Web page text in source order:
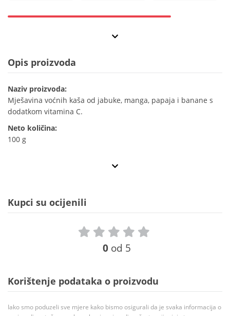
Opis proizvoda
Naziv proizvoda:
Mješavina voćnih kaša od jabuke, manga, papaja i banane s
dodatkom vitamina C.
Neto količina:
100 g
Kupci su ocijenili
0 od 5
Korištenje podataka o proizvodu
Iako smo poduzeli sve mjere kako bismo osigurali da je svaka informacija o